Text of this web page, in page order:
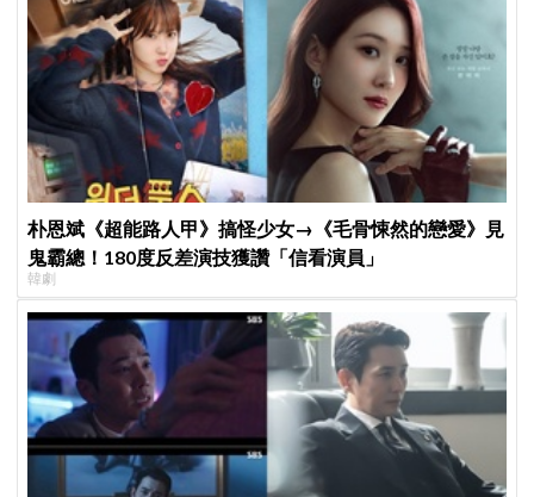
朴恩斌《超能路人甲》搞怪少女→《毛骨悚然的戀愛》見
鬼霸總！180度反差演技獲讚「信看演員」
韓劇